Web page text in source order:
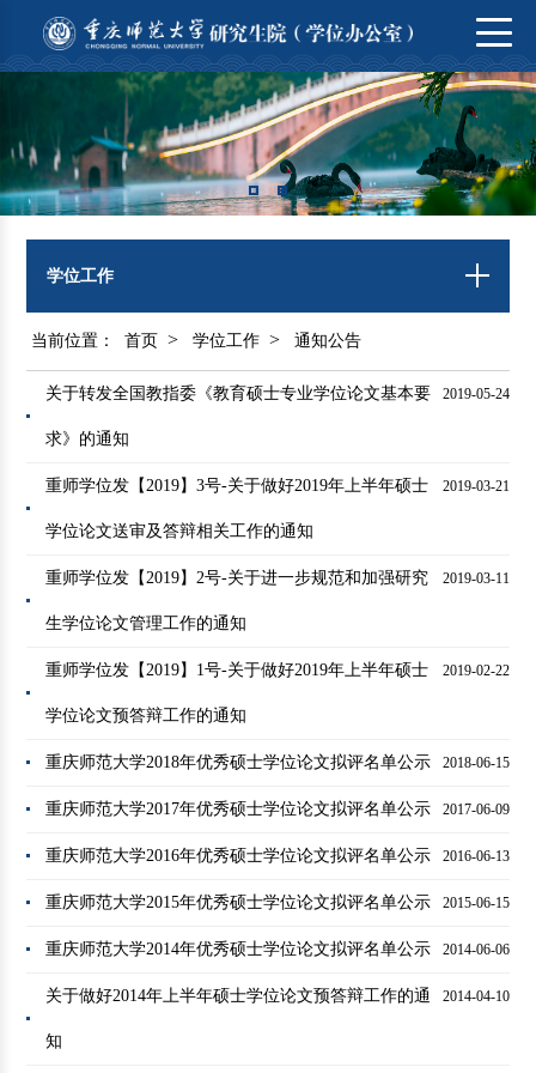
学位工作
当前位置： 首页 > 学位工作 > 通知公告
2019-05-24
关于转发全国教指委《教育硕士专业学位论文基本要
求》的通知
2019-03-21
重师学位发【2019】3号-关于做好2019年上半年硕士
学位论文送审及答辩相关工作的通知
2019-03-11
重师学位发【2019】2号-关于进一步规范和加强研究
生学位论文管理工作的通知
2019-02-22
重师学位发【2019】1号-关于做好2019年上半年硕士
学位论文预答辩工作的通知
2018-06-15
重庆师范大学2018年优秀硕士学位论文拟评名单公示
2017-06-09
重庆师范大学2017年优秀硕士学位论文拟评名单公示
2016-06-13
重庆师范大学2016年优秀硕士学位论文拟评名单公示
2015-06-15
重庆师范大学2015年优秀硕士学位论文拟评名单公示
2014-06-06
重庆师范大学2014年优秀硕士学位论文拟评名单公示
2014-04-10
关于做好2014年上半年硕士学位论文预答辩工作的通
知